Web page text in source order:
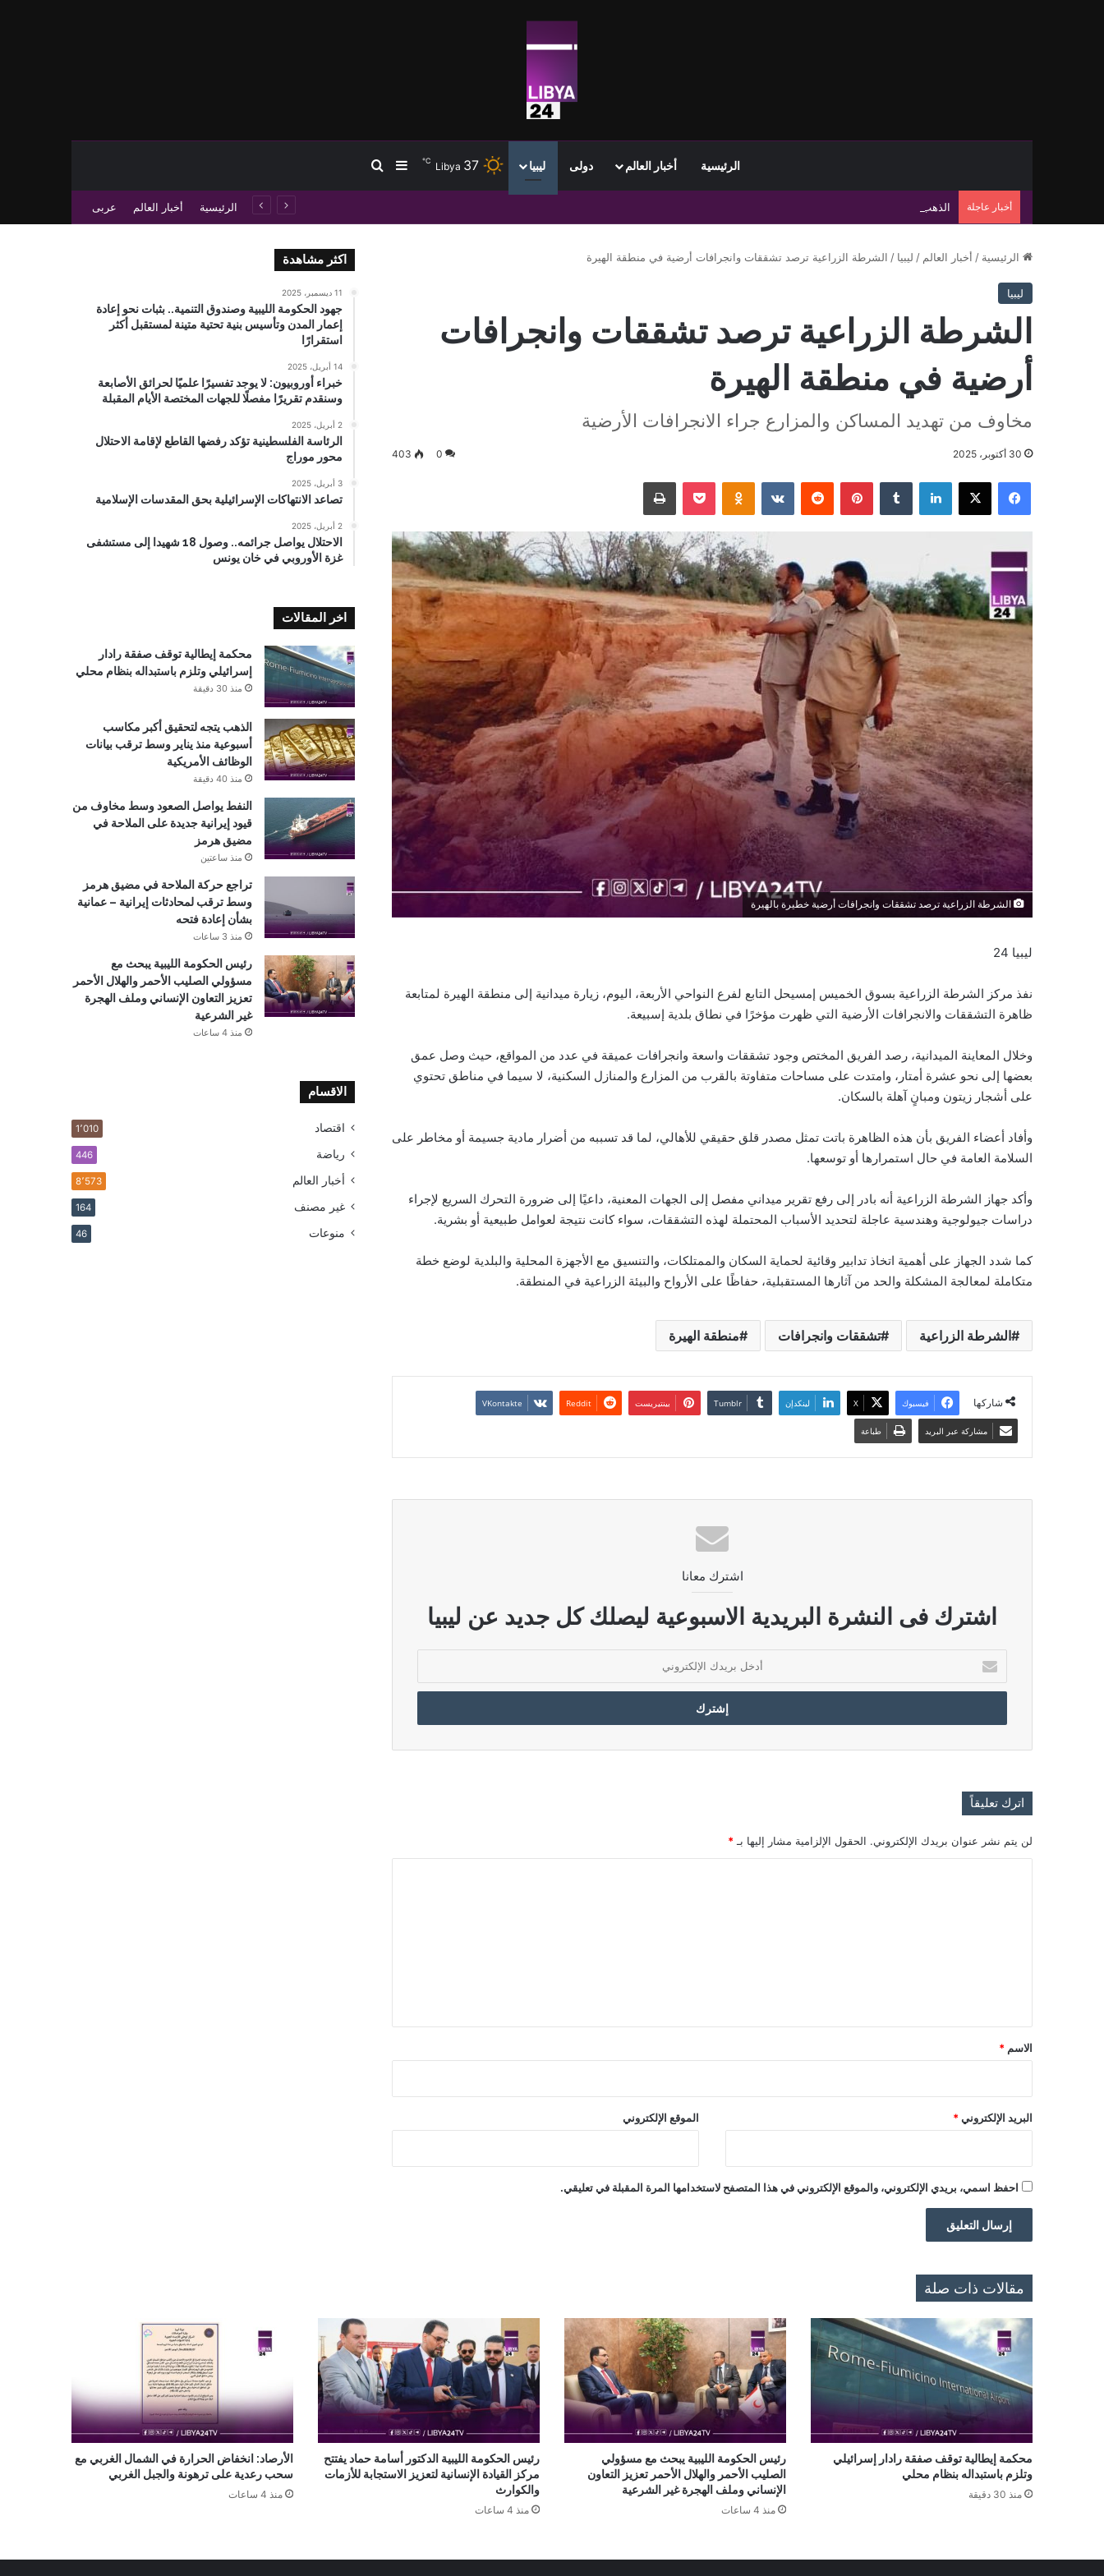
الرئيسية أخبار العالم دولى ليبيا Libya 37
℃ إضافة عمود جانبي
بحث عن
أخبار عاجلة الذهب يتجه لتحقيق أكبر مكاسب أسبوعية منذ يناير وسط ترقب بيانات الوظائف الأمريكية الرئيسية أخبار العالم عربى
الرئيسية / أخبار العالم / ليبيا / الشرطة الزراعية ترصد تشققات وانجرافات أرضية في منطقة الهيرة
ليبيا
الشرطة الزراعية ترصد تشققات وانجرافات
أرضية في منطقة الهيرة
مخاوف من تهديد المساكن والمزارع جراء الانجرافات الأرضية
30 أكتوبر، 2025 0
403
فيسبوك ‫X لينكدإن بينتيريست Odnoklassniki
‫Pocket طباعة
الشرطة الزراعية ترصد تشققات وانجرافات أرضية خطيرة بالهيرة
ليبيا 24
نفذ مركز الشرطة الزراعية بسوق الخميس إمسيحل التابع لفرع النواحي الأربعة، اليوم، زيارة ميدانية إلى منطقة الهيرة لمتابعة
ظاهرة التشققات والانجرافات الأرضية التي ظهرت مؤخرًا في نطاق بلدية إسبيعة.
وخلال المعاينة الميدانية، رصد الفريق المختص وجود تشققات واسعة وانجرافات عميقة في عدد من المواقع، حيث وصل عمق
بعضها إلى نحو عشرة أمتار، وامتدت على مساحات متفاوتة بالقرب من المزارع والمنازل السكنية، لا سيما في مناطق تحتوي
على أشجار زيتون ومبانٍ آهلة بالسكان.
وأفاد أعضاء الفريق بأن هذه الظاهرة باتت تمثل مصدر قلق حقيقي للأهالي، لما قد تسببه من أضرار مادية جسيمة أو مخاطر على
السلامة العامة في حال استمرارها أو توسعها.
وأكد جهاز الشرطة الزراعية أنه بادر إلى رفع تقرير ميداني مفصل إلى الجهات المعنية، داعيًا إلى ضرورة التحرك السريع لإجراء
دراسات جيولوجية وهندسية عاجلة لتحديد الأسباب المحتملة لهذه التشققات، سواء كانت نتيجة لعوامل طبيعية أو بشرية.
كما شدد الجهاز على أهمية اتخاذ تدابير وقائية لحماية السكان والممتلكات، والتنسيق مع الأجهزة المحلية والبلدية لوضع خطة
متكاملة لمعالجة المشكلة والحد من آثارها المستقبلية، حفاظًا على الأرواح والبيئة الزراعية في المنطقة.
الشرطة الزراعية تشققات وانجرافات منطقة الهيرة
شاركها فيسبوك ‫X لينكدإن بينتيريست
مشاركة عبر البريد طباعة
اشترك معانا
اشترك فى النشرة البريدية الاسبوعية ليصلك كل جديد عن ليبيا
بريدك
الإلكتروني
اترك تعليقاً
لن يتم نشر عنوان بريدك الإلكتروني. الحقول الإلزامية مشار إليها بـ *
*
الاسم *
البريد الإلكتروني * الموقع الإلكتروني
احفظ اسمي، بريدي الإلكتروني، والموقع الإلكتروني في هذا المتصفح لاستخدامها المرة المقبلة في تعليقي.
اكثر مشاهدة
11 ديسمبر، 2025
جهود الحكومة الليبية وصندوق التنمية.. بثبات نحو إعادة
إعمار المدن وتأسيس بنية تحتية متينة لمستقبل أكثر
استقرارًا
14 أبريل، 2025
خبراء أوروبيون: لا يوجد تفسيرًا علميًا لحرائق الأصابعة
وسنقدم تقريرًا مفصلًا للجهات المختصة الأيام المقبلة
2 أبريل، 2025
الرئاسة الفلسطينية تؤكد رفضها القاطع لإقامة الاحتلال
محور موراج
3 أبريل، 2025
تصاعد الانتهاكات الإسرائيلية بحق المقدسات الإسلامية
2 أبريل، 2025
الاحتلال يواصل جرائمه.. وصول 18 شهيدا إلى مستشفى
غزة الأوروبي في خان يونس
اخر المقالات
محكمة إيطالية توقف صفقة رادار
إسرائيلي وتلزم باستبداله بنظام محلي
منذ 30 دقيقة
الذهب يتجه لتحقيق أكبر مكاسب
أسبوعية منذ يناير وسط ترقب بيانات
الوظائف الأمريكية
منذ 40 دقيقة
النفط يواصل الصعود وسط مخاوف من
قيود إيرانية جديدة على الملاحة في
مضيق هرمز
منذ ساعتين
تراجع حركة الملاحة في مضيق هرمز
وسط ترقب لمحادثات إيرانية – عمانية
بشأن إعادة فتحه
منذ 3 ساعات
رئيس الحكومة الليبية يبحث مع
مسؤولي الصليب الأحمر والهلال الأحمر
تعزيز التعاون الإنساني وملف الهجرة
غير الشرعية
منذ 4 ساعات
الاقسام
اقتصاد 1٬010
رياضة 446
أخبار العالم 8٬573
غير مصنف 164
منوعات 46
مقالات ذات صلة
محكمة إيطالية توقف صفقة رادار إسرائيلي
وتلزم باستبداله بنظام محلي
منذ 30 دقيقة
رئيس الحكومة الليبية يبحث مع مسؤولي
الصليب الأحمر والهلال الأحمر تعزيز التعاون
الإنساني وملف الهجرة غير الشرعية
منذ 4 ساعات
رئيس الحكومة الليبية الدكتور أسامة حماد يفتتح
مركز القيادة الإنسانية لتعزيز الاستجابة للأزمات
والكوارث
منذ 4 ساعات
الأرصاد: انخفاض الحرارة في الشمال الغربي مع
سحب رعدية على ترهونة والجبل الغربي
منذ 4 ساعات